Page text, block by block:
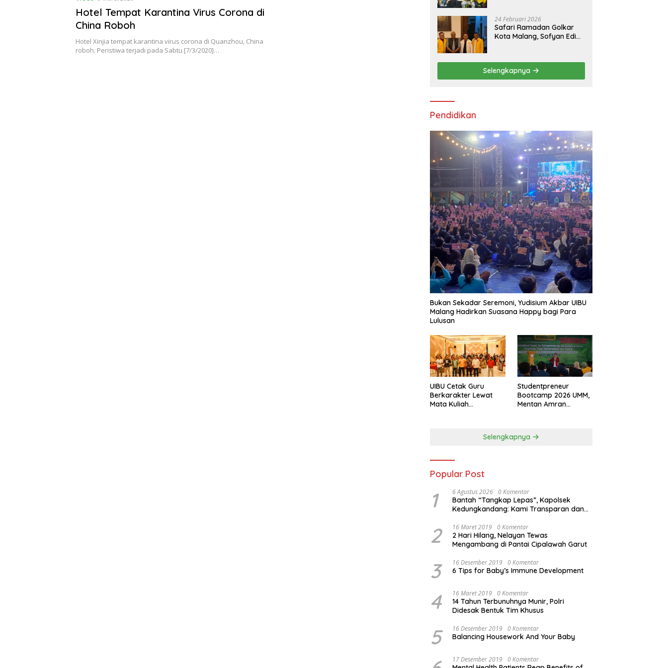
Hotel Tempat Karantina Virus Corona di
China Roboh
Hotel Xinjia tempat karantina virus corona di Quanzhou, China
roboh. Peristiwa terjadi pada Sabtu [7/3/2020]…
24 Februari 2026
Safari Ramadan Golkar
Kota Malang, Sofyan Edi
Libatkan Generasi Muda
Selengkapnya
Pendidikan
Bukan Sekadar Seremoni, Yudisium Akbar UIBU
Malang Hadirkan Suasana Happy bagi Para
Lulusan
UIBU Cetak Guru
Berkarakter Lewat
Mata Kuliah
Studentpreneur
Bootcamp 2026 UMM,
Mentan Amran
Selengkapnya
Popular Post
1 6 Agustus 2026 0 Komentar
Bantah “Tangkap Lepas”, Kapolsek
Kedungkandang: Kami Transparan dan
2 16 Maret 2019 0 Komentar
2 Hari Hilang, Nelayan Tewas
Mengambang di Pantai Cipalawah Garut
3 16 Desember 2019 0 Komentar
6 Tips for Baby’s Immune Development
4 16 Maret 2019 0 Komentar
14 Tahun Terbunuhnya Munir, Polri
Didesak Bentuk Tim Khusus
5 16 Desember 2019 0 Komentar
Balancing Housework And Your Baby
17 Desember 2019 0 Komentar